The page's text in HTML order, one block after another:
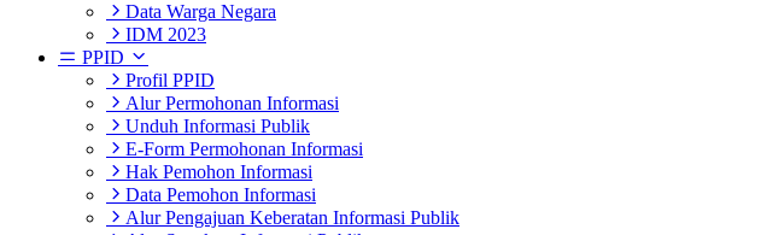
Data Warga Negara
IDM 2023
PPID
Profil PPID
Alur Permohonan Informasi
Unduh Informasi Publik
E-Form Permohonan Informasi
Hak Pemohon Informasi
Data Pemohon Informasi
Alur Pengajuan Keberatan Informasi Publik